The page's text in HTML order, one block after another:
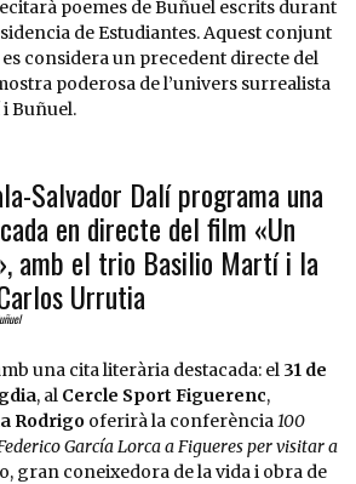
poemes de Buñuel escrits durant
de Estudiantes. Aquest conjunt
considera un precedent directe del
poderosa de l’univers surrealista
Buñuel.
Salvador Dalí programa una
en directe del film «Un
amb el trio Basilio Martí i la
Urrutia
una cita literària destacada: el 31 de
, al Cercle Sport Figuerenc,
Rodrigooferirà la conferència100
García Lorca a Figueres per visitar a
gran coneixedora de la vida i obra de